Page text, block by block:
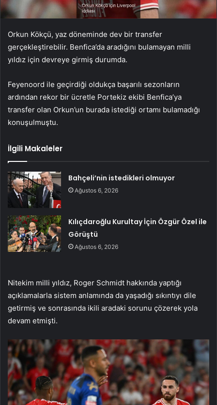
Orkun Kökçü, yaz döneminde dev bir transfer
gerçekleştirebilir. Benfica’da aradığını bulamayan milli
yıldız için devreye girmiş durumda.
Feyenoord ile geçirdiği oldukça başarılı sezonların
ardından rekor bir ücretle Portekiz ekibi Benfica’ya
transfer olan Orkun’un burada istediği ortamı bulamadığı
konuşulmuştu.
İlgili Makaleler
Bahçeli’nin istedikleri olmuyor
Ağustos 6, 2026
Kılıçdaroğlu Kurultay İçin Özgür Özel ile
Görüştü
Ağustos 6, 2026
Nitekim milli yıldız, Roger Schmidt hakkında yaptığı
açıklamalarla sistem anlamında da yaşadığı sıkıntıyı dile
getirmiş ve sonrasında ikili aradaki sorunu çözerek yola
devam etmişti.